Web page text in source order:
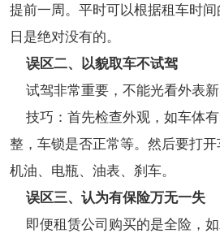
提前一周。平时可以根据租车时
日是绝对没有的。
误区二、以貌取车不试驾
试驾非常重要，不能光看外表新
技巧：首先检查外观，如车体
整，车锁是否正常等。然后要打开
机油、电瓶、油表、刹车。
误区三、认为有保险万无一失
即便租赁公司购买的是全险，